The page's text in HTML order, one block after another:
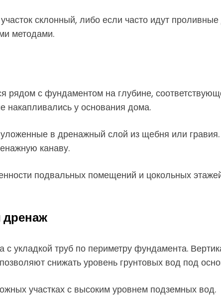
склонный, либо если часто идут проливные
методами.
рядом с фундаментом на глубине,
накапливались у основания дома.
в дренажный слой из щебня или
канаву.
подвальных помещений и цокольных
дренаж
с укладкой труб по периметру фундамента.
снижать уровень грунтовых вод под
участках с высоким уровнем подземных вод.